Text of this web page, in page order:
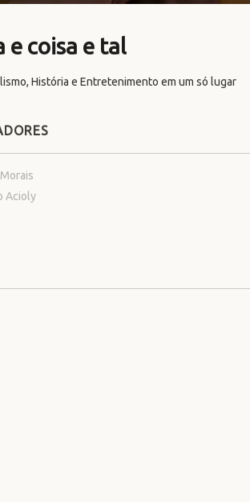
e coisa e tal
História e Entretenimento em um só lugar
Acioly